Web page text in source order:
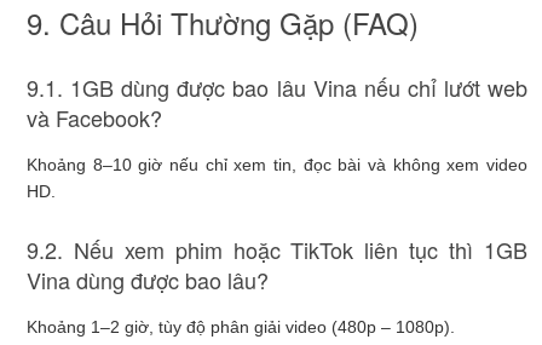
9. Câu Hỏi Thường Gặp (FAQ)
9.1. 1GB dùng được bao lâu Vina nếu chỉ lướt web
và Facebook?
Khoảng 8–10 giờ nếu chỉ xem tin, đọc bài và không xem video
HD.
9.2. Nếu xem phim hoặc TikTok liên tục thì 1GB
Vina dùng được bao lâu?
Khoảng 1–2 giờ, tùy độ phân giải video (480p – 1080p).